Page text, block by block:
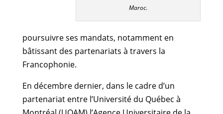
Maroc.
poursuivre ses mandats, notamment en
bâtissant des partenariats à travers la
Francophonie.
En décembre dernier, dans le cadre d’un
partenariat entre l’Université du Québec à